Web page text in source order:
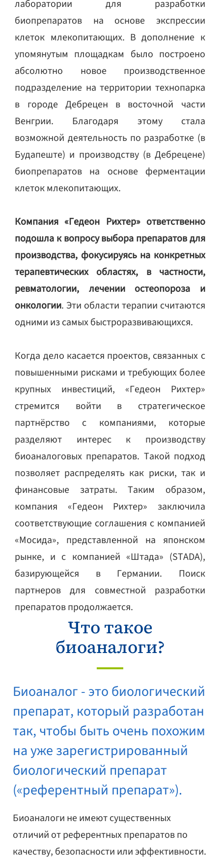
лаборатории для разработки
биопрепаратов на основе экспрессии
клеток млекопитающих. В дополнение к
упомянутым площадкам было построено
абсолютно новое производственное
подразделение на территории технопарка
в городе Дебрецен в восточной части
Венгрии. Благодаря этому стала
возможной деятельность по разработке (в
Будапеште) и производству (в Дебрецене)
биопрепаратов на основе ферментации
клеток млекопитающих.
Компания «Гедеон Рихтер» ответственно
подошла к вопросу выбора препаратов для
производства, фокусируясь на конкретных
терапевтических областях, в частности,
ревматологии, лечении остеопороза и
онкологии. Эти области терапии считаются
одними из самых быстроразвивающихся.
Когда дело касается проектов, связанных с
повышенными рисками и требующих более
крупных инвестиций, «Гедеон Рихтер»
стремится войти в стратегическое
партнёрство с компаниями, которые
разделяют интерес к производству
биоаналоговых препаратов. Такой подход
позволяет распределять как риски, так и
финансовые затраты. Таким образом,
компания «Гедеон Рихтер» заключила
соответствующие соглашения с компанией
«Мосида», представленной на японском
рынке, и с компанией «Штада» (STADA),
базирующейся в Германии. Поиск
партнеров для совместной разработки
препаратов продолжается.
Что такое
биоаналоги?
Биоаналог - это биологический
препарат, который разработан
так, чтобы быть очень похожим
на уже зарегистрированный
биологический препарат
(«референтный препарат»).
Биоаналоги не имеют существенных
отличий от референтных препаратов по
качеству, безопасности или эффективности.